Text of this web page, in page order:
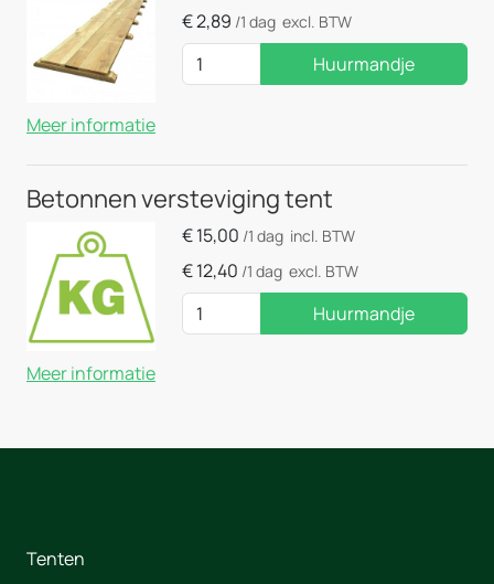
€2,89 /1 dag excl. BTW
Huurmandje
Meer informatie
Betonnen versteviging tent
€15,00 /1 dag incl. BTW
€12,40 /1 dag excl. BTW
Huurmandje
Meer informatie
Tenten